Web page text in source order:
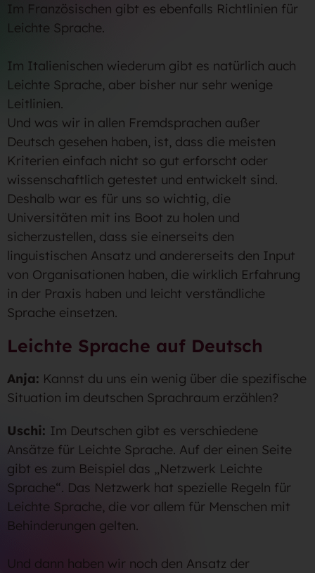
Im Französischen gibt es ebenfalls Richtlinien für
Leichte Sprache.
Im Italienischen wiederum gibt es natürlich auch
Leichte Sprache, aber bisher nur sehr wenige
Leitlinien.
Und was wir in allen Fremdsprachen außer
Deutsch gesehen haben, ist, dass die meisten
Kriterien einfach nicht so gut erforscht oder
wissenschaftlich getestet und entwickelt sind.
Deshalb war es für uns so wichtig, die
Universitäten mit ins Boot zu holen und
sicherzustellen, dass sie einerseits den
linguistischen Ansatz und andererseits den Input
von Organisationen haben, die wirklich Erfahrung
in der Praxis haben und leicht verständliche
Sprache einsetzen.
Leichte Sprache auf Deutsch
Anja: Kannst du uns ein wenig über die spezifische
Situation im deutschen Sprachraum erzählen?
Uschi: Im Deutschen gibt es verschiedene
Ansätze für Leichte Sprache. Auf der einen Seite
gibt es zum Beispiel das „Netzwerk Leichte
Sprache“. Das Netzwerk hat spezielle Regeln für
Leichte Sprache, die vor allem für Menschen mit
Behinderungen gelten.
Und dann haben wir noch den Ansatz der